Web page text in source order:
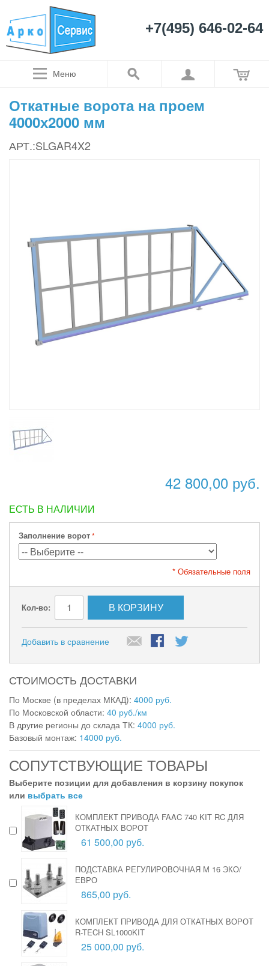
+7(495) 646-02-64
Меню
Откатные ворота на проем
4000х2000 мм
АРТ.:SLGAR4X2
42 800,00 руб.
ЕСТЬ В НАЛИЧИИ
Заполнение ворот
* Обязательные поля
Кол-во: В КОРЗИНУ
Добавить в сравнение
СТОИМОСТЬ ДОСТАВКИ
По Москве (в пределах МКАД): 4000 руб.
По Московской области: 40 руб./км
В другие регионы до склада ТК: 4000 руб.
Базовый монтаж: 14000 руб.
СОПУТСТВУЮЩИЕ ТОВАРЫ
Выберите позиции для добавления в корзину покупок
или выбрать все
КОМПЛЕКТ ПРИВОДА FAAC 740 KIT RC ДЛЯ
ОТКАТНЫХ ВОРОТ
61 500,00 руб.
ПОДСТАВКА РЕГУЛИРОВОЧНАЯ М 16 ЭКО/
ЕВРО
865,00 руб.
КОМПЛЕКТ ПРИВОДА ДЛЯ ОТКАТНЫХ ВОРОТ
R-TECH SL1000KIT
25 000,00 руб.